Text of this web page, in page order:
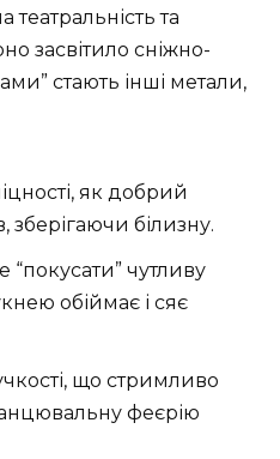
та
засвітило сніжно-
стають інші метали,
як добрий
зберігаючи білизну.
чутливу
обіймає і сяє
що стримливо
феєрію